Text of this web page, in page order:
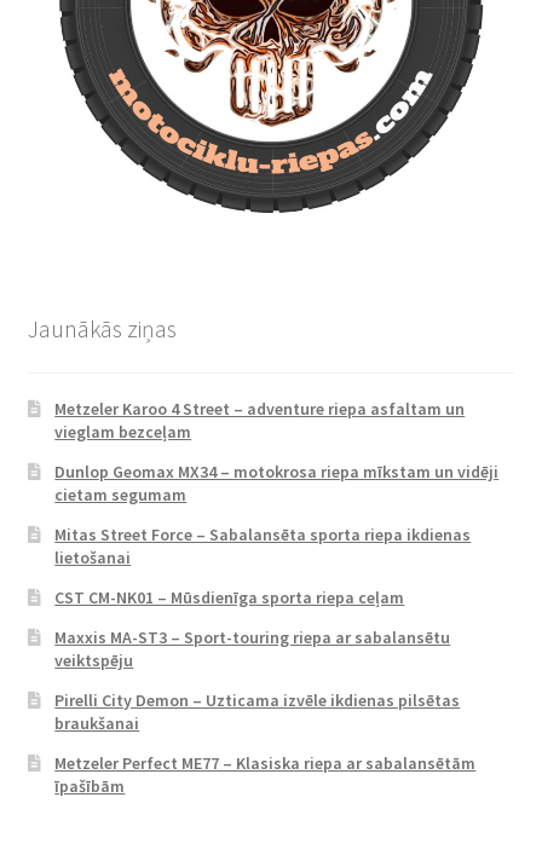
Jaunākās ziņas
Metzeler Karoo 4 Street – adventure riepa asfaltam un
vieglam bezceļam
Dunlop Geomax MX34 – motokrosa riepa mīkstam un vidēji
cietam segumam
Mitas Street Force – Sabalansēta sporta riepa ikdienas
lietošanai
CST CM-NK01 – Mūsdienīga sporta riepa ceļam
Maxxis MA-ST3 – Sport-touring riepa ar sabalansētu
veiktspēju
Pirelli City Demon – Uzticama izvēle ikdienas pilsētas
braukšanai
Metzeler Perfect ME77 – Klasiska riepa ar sabalansētām
īpašībām